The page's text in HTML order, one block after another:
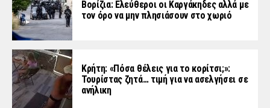
Βορίζια: Ελεύθεροι οι Καργάκηδες αλλά με
τον όρο να μην πλησιάσουν στο χωριό
Κρήτη: «Πόσα θέλεις για το κορίτσι;»:
Τουρίστας ζητά… τιμή για να ασελγήσει σε
ανήλικη